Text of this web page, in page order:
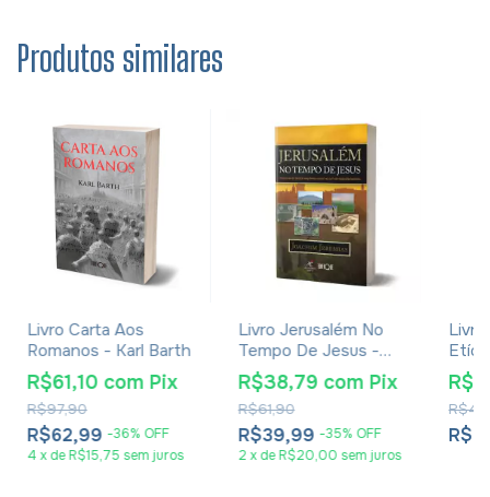
Produtos similares
Livro Carta Aos
Romanos - Karl Barth
R$62,99 -36% OFF
R$97,90
R$61,10 com Pix
4 xdeR$15,75 sem juros
Livro Jerusalém No
Tempo De Jesus -
Joachim Jeremias -
Impressão 2024
R$39,99 -35% OFF
R$61,90
R$38,79 com Pix
2 xdeR$20,00 sem juros
Luiz
Rossi